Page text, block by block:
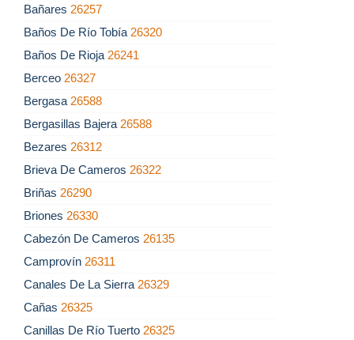
Bañares 26257
Baños De Río Tobía 26320
Baños De Rioja 26241
Berceo 26327
Bergasa 26588
Bergasillas Bajera 26588
Bezares 26312
Brieva De Cameros 26322
Briñas 26290
Briones 26330
Cabezón De Cameros 26135
Camprovín 26311
Canales De La Sierra 26329
Cañas 26325
Canillas De Río Tuerto 26325